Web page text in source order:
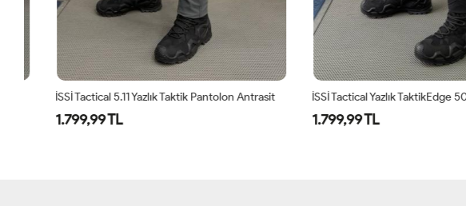
İSSİ Tactical 5.11 Yazlık Taktik Pantolon Antrasit
1.799,99 TL 1.799,99 TL